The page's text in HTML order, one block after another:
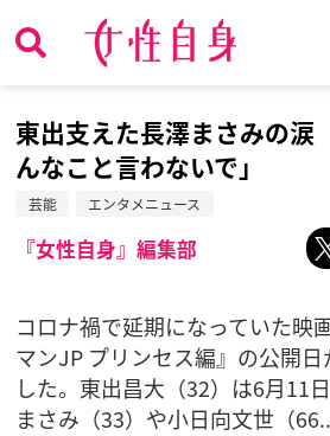
東出支えた長澤まさみの
んなこと言わないで」
芸能 エンタメニュース
『女性自身』編集部
コロナ禍で延期になっていた映
マンJP プリンセス編』の公開
した。東出昌大（32）は6月11
まさみ（33）や小日向文世（